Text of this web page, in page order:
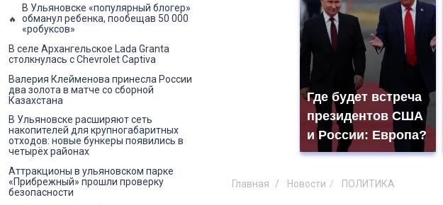
Где будет встреча
президентов США
и России: Европа?
Главная Новости ПОЛИТИКА
В Ульяновске «популярный блогер»
обманул ребенка, пообещав 50 000
«робуксов»
В селе Архангельское Lada Granta
столкнулась с Chevrolet Captiva
Валерия Клейменова принесла России
два золота в матче со сборной
Казахстана
В Ульяновске расширяют сеть
накопителей для крупногабаритных
отходов: новые бункеры появились в
четырёх районах
Аттракционы в ульяновском парке
«Прибрежный» прошли проверку
безопасности